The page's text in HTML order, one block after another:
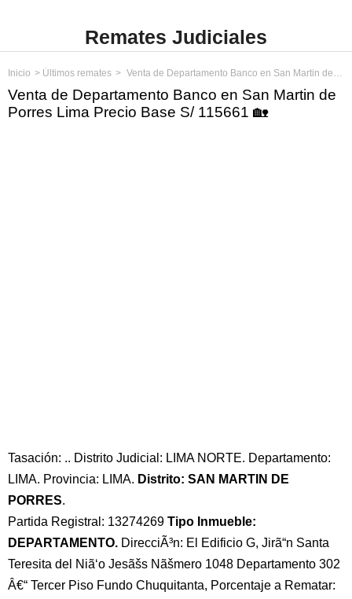
Remates Judiciales
Inicio Últimos remates Venta de Departamento Banco en San Martin de Porres Lima Precio Base S/ 115661
Venta de Departamento Banco en San Martin de
Porres Lima Precio Base S/ 115661 🏡
Tasación: .. Distrito Judicial: LIMA NORTE. Departamento:
LIMA. Provincia: LIMA. Distrito: SAN MARTIN DE
PORRES.
Partida Registral: 13274269 Tipo Inmueble:
DEPARTAMENTO. DirecciÃ³n: El Edificio G, Jirã“n Santa
Teresita del Niã‘o Jesãšs Nãšmero 1048 Departamento 302
Â€“ Tercer Piso Fundo Chuquitanta, Porcentaje a Rematar: